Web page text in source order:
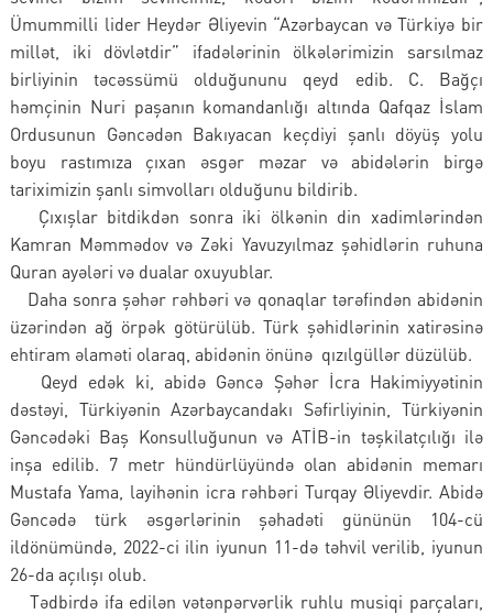
Ümummilli lider Heydər Əliyevin “Azərbaycan və Türkiyə bir
millət, iki dövlətdir” ifadələrinin ölkələrimizin sarsılmaz
birliyinin təcəssümü olduğununu qeyd edib. C. Bağçı
həmçinin Nuri paşanın komandanlığı altında Qafqaz İslam
Ordusunun Gəncədən Bakıyacan keçdiyi şanlı döyüş yolu
boyu rastımıza çıxan əsgər məzar və abidələrin birgə
tariximizin şanlı simvolları olduğunu bildirib.
Çıxışlar bitdikdən sonra iki ölkənin din xadimlərindən
Kamran Məmmədov və Zəki Yavuzyılmaz şəhidlərin ruhuna
Quran ayələri və dualar oxuyublar.
Daha sonra şəhər rəhbəri və qonaqlar tərəfindən abidənin
üzərindən ağ örpək götürülüb. Türk şəhidlərinin xatirəsinə
ehtiram əlaməti olaraq, abidənin önünə qızılgüllər düzülüb.
Qeyd edək ki, abidə Gəncə Şəhər İcra Hakimiyyətinin
dəstəyi, Türkiyənin Azərbaycandakı Səfirliyinin, Türkiyənin
Gəncədəki Baş Konsulluğunun və ATİB-in təşkilatçılığı ilə
inşa edilib. 7 metr hündürlüyündə olan abidənin memarı
Mustafa Yama, layihənin icra rəhbəri Turqay Əliyevdir. Abidə
Gəncədə türk əsgərlərinin şəhadəti gününün 104-cü
ildönümündə, 2022-ci ilin iyunun 11-də təhvil verilib, iyunun
26-da açılışı olub.
Tədbirdə ifa edilən vətənpərvərlik ruhlu musiqi parçaları,